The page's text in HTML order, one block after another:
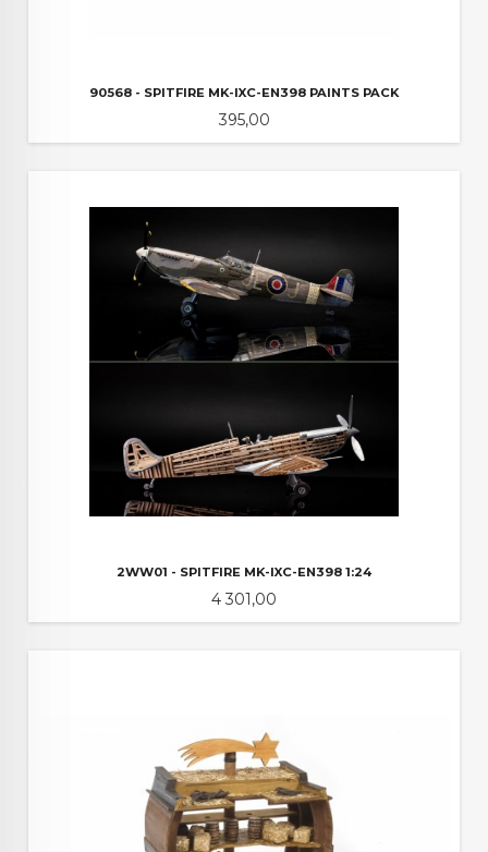
90568 - SPITFIRE MK-IXC-EN398 PAINTS PACK
Pris
395,00
2WW01 - SPITFIRE MK-IXC-EN398 1:24
Pris
4 301,00